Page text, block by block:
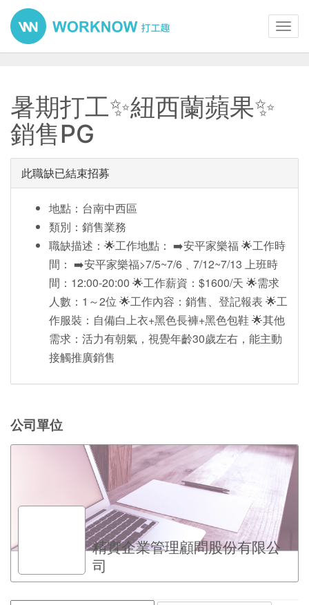
暑期打工✨紐西蘭蘋果✨
銷售PG
此職缺已結束招募
地點：台南中西區
類別：銷售業務
職缺描述：🌟工作地點： ➡️安平家樂福 🌟工作時
間： ➡️安平家樂福>7/5~7/6﹑7/12~7/13 上班時
間：12:00-20:00 🌟工作薪資：$1600/天 🌟需求
人數：1～2位 🌟工作內容：銷售、登記報表 🌟工
作服裝：自備白上衣+黑色長褲+黑色包鞋 🌟其他
需求：活力有朝氣，視覺年齡30歲左右，能主動
接觸推廣銷售
公司單位
精實企業管理顧問股份有限公
司